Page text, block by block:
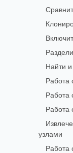
Найти
Работа
Работа
Работа
узлами
Работа